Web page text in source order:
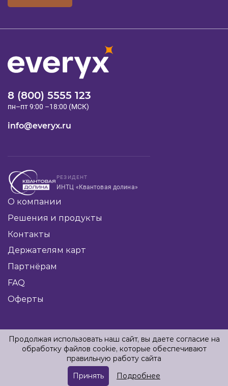
8 (800) 5555 123
пн–пт 9:00 –18:00 (МСК)
info@everyx.ru
РЕЗИДЕНТ
ИНТЦ «Квантовая долина»
О компании
Решения и продукты
Контакты
Держателям карт
Партнёрам
FAQ
Оферты
Политика конфиденциальности
Политика использования файлов cookie
© Everyx 2026
Продолжая использовать наш сайт, вы даете согласие на
обработку файлов cookie, которые обеспечивают
правильную работу сайта
Принять
Подробнее